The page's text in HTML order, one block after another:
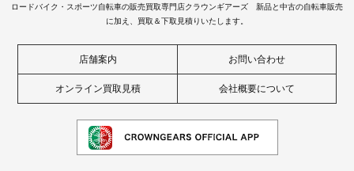
ロードバイク・スポーツ自転車の販売買取専門店クラウンギアーズ 新品と中古の自転車販売
に加え、買取＆下取見積りいたします。
店舗案内 お問い合わせ
オンライン買取見積 会社概要について